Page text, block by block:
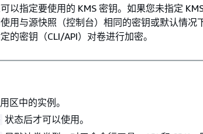
以指定要使用的 KMS 密钥。如果您未指定 KMS
用与源快照（控制台）相同的密钥或默认情况
的密钥（CLI/API）对卷进行加密。
区中的实例。
状态后才可以使用。